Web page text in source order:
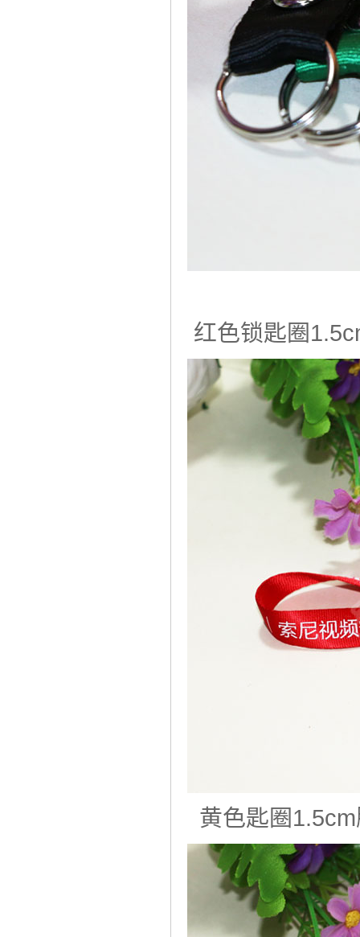
红色锁匙圈
黄色匙圈